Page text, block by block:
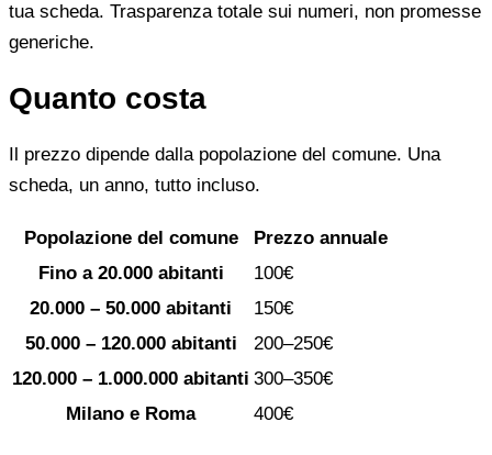
tua scheda. Trasparenza totale sui numeri, non promesse
generiche.
Quanto costa
Il prezzo dipende dalla popolazione del comune. Una
scheda, un anno, tutto incluso.
Popolazione del comune
Prezzo annuale
Fino a 20.000 abitanti
100€
20.000 – 50.000 abitanti
150€
50.000 – 120.000 abitanti
200–250€
120.000 – 1.000.000 abitanti 300–350€
Milano e Roma
400€